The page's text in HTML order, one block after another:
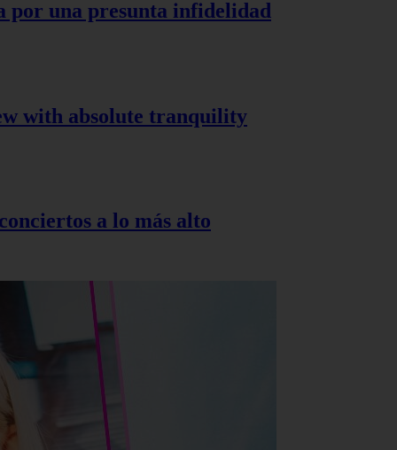
por una presunta infidelidad
with absolute tranquility
a lo más alto